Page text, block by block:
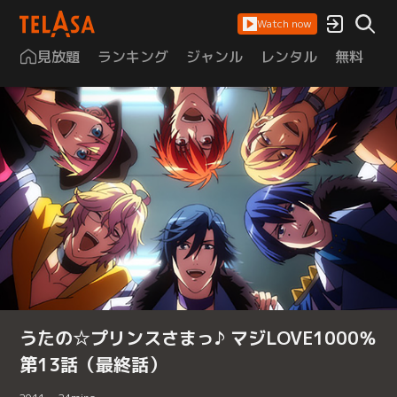
Watch now
見放題 ランキング ジャンル レンタル 無料
うたの☆プリンスさまっ♪ マジLOVE1000％
第13話（最終話）